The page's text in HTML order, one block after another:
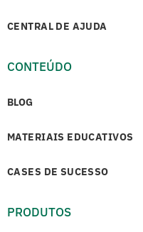
CENTRAL DE AJUDA
CONTEÚDO
BLOG
MATERIAIS EDUCATIVOS
CASES DE SUCESSO
PRODUTOS